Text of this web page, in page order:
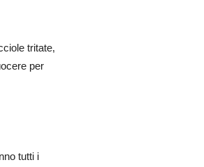
tritate,
per
tutti i